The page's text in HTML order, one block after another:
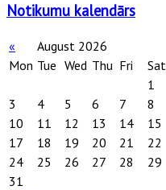
Notikumu kalendārs
« August 2026
Mon Tue Wed Thu Fri Sat
1
3
4 5 6 7 8
10
11 12 13 14 15
17
18 19 20 21 22
24
25 26 27 28 29
31